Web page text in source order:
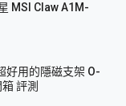
MSI Claw A1M-
好用的隱磁支架 O-
評測